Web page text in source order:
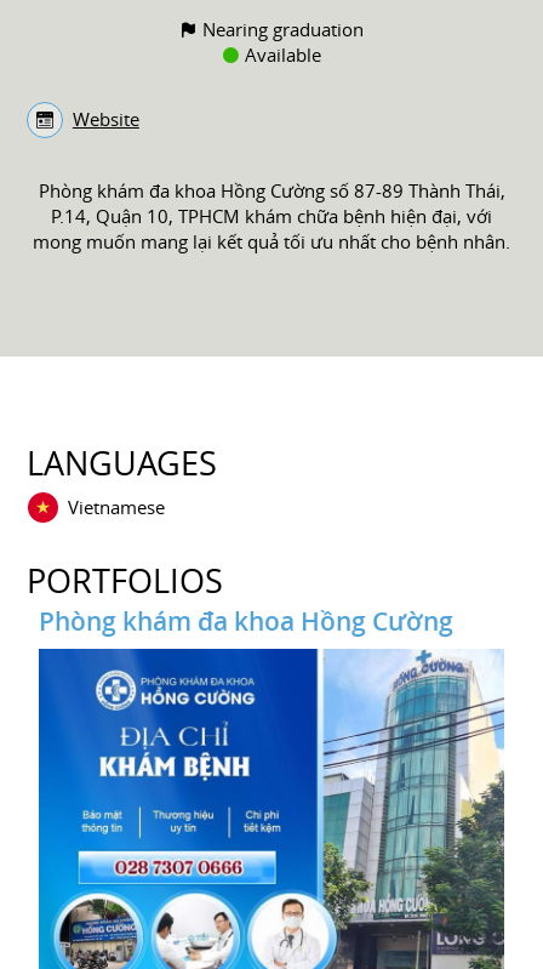
Nearing graduation
Available
Website
Phòng khám đa khoa Hồng Cường số 87-89 Thành Thái,
P.14, Quận 10, TPHCM khám chữa bệnh hiện đại, với
mong muốn mang lại kết quả tối ưu nhất cho bệnh nhân.
LANGUAGES
Vietnamese
PORTFOLIOS
Phòng khám đa khoa Hồng Cường